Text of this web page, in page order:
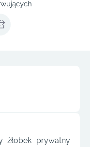
żłobek prywatny